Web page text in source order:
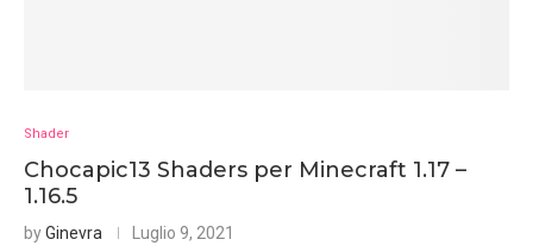
Shader
Chocapic13 Shaders per Minecraft 1.17 –
1.16.5
byGinevra Luglio 9, 2021